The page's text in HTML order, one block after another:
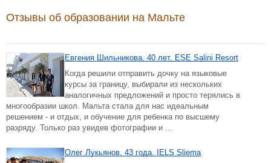
Отзывы об образовании на Мальте
Евгения Шильникова, 40 лет, ESE Salini Resort
Когда решили отправить дочку на языковые
курсы за границу, выбирали из нескольких
аналогичных предложений и просто терялись в
многообразии школ. Мальта стала для нас идеальным
решением - и отдых, и обучение для ребенка по высшему
разряду. Только раз увидев фотографии и ...
Олег Лукьянов, 43 года. IELS Sliema